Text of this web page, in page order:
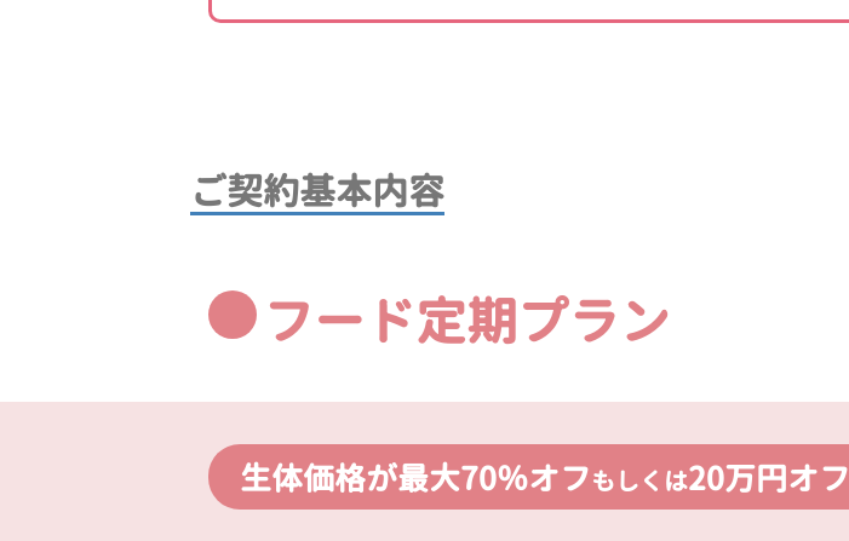
ご契約基本内容
フード定期プラン
生体価格が最大70％オフもしくは20万円オフ